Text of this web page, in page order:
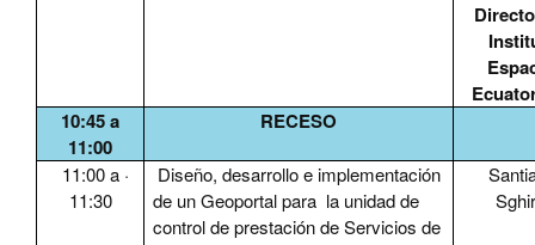
10:45 a
11:00
RECESO
11:00 a
11:30
·
Diseño, desarrollo e implementación
de un Geoportal para la unidad de
control de prestación de Servicios de